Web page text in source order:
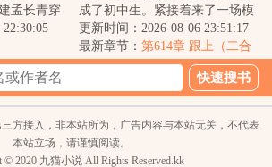
孟长青穿
女扮男
成了初中生。紧接着来了一场模
拟考。毕业她怕了吗？她怕
了……这考的都什么...
更新时间：2026-08-06 23:51:17
最新章节： 第614章 跟上（二合
一）
方接入，非本站所为，广告内容与本站无关，不代表
本站立场，请谨慎阅读。
© 2020 九猫小说 All Rights Reserved.kk